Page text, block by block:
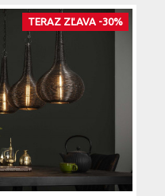
TERAZ ZĽAVA -30%